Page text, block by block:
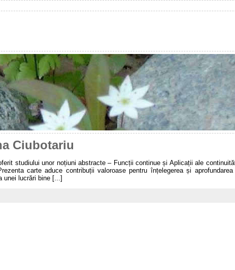
Ciubotariu
studiului unor noțiuni abstracte – Funcții continue și Aplicații ale
carte aduce contribuții valoroase pentru înțelegerea și aprofundarea
unei lucrări bine [...]